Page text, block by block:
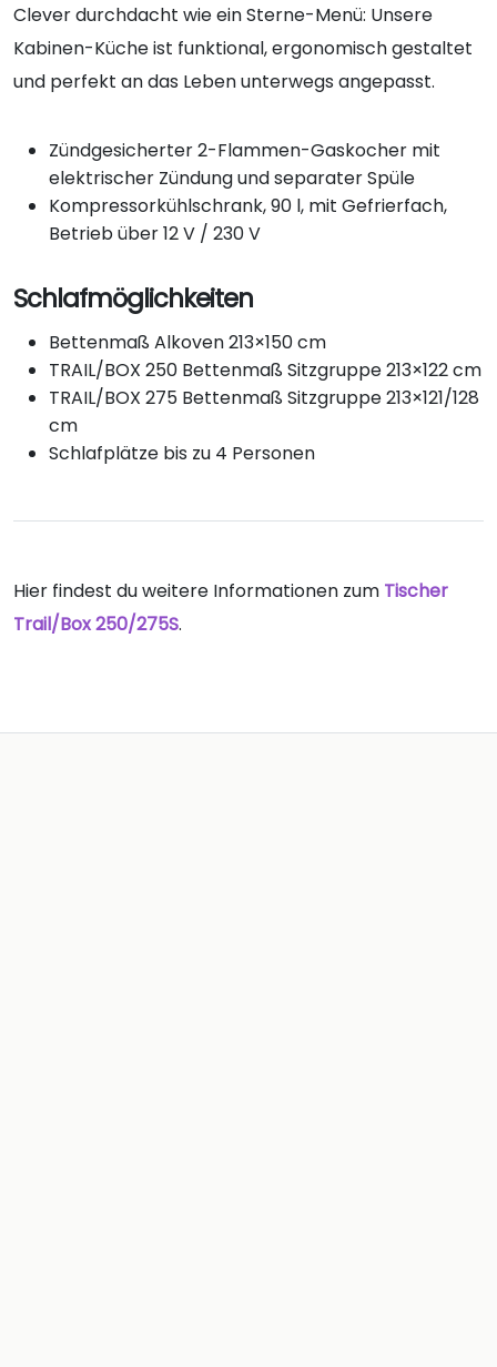
Clever durchdacht wie ein Sterne-Menü: Unsere
Kabinen-Küche ist funktional, ergonomisch gestaltet
und perfekt an das Leben unterwegs angepasst.
Zündgesicherter 2-Flammen-Gaskocher mit
elektrischer Zündung und separater Spüle
Kompressorkühlschrank, 90 l, mit Gefrierfach,
Betrieb über 12 V / 230 V
Schlafmöglichkeiten
Bettenmaß Alkoven 213×150 cm
TRAIL/BOX 250 Bettenmaß Sitzgruppe 213×122 cm
TRAIL/BOX 275 Bettenmaß Sitzgruppe 213×121/128
cm
Schlafplätze bis zu 4 Personen
Hier findest du weitere Informationen zum Tischer
Trail/Box 250/275S.